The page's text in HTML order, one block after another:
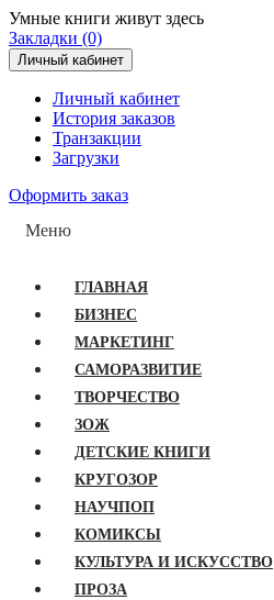
Умные книги живут здесь
Закладки (0)
Личный кабинет
Личный кабинет
История заказов
Транзакции
Загрузки
Оформить заказ
Меню
ГЛАВНАЯ
БИЗНЕС
МАРКЕТИНГ
САМОРАЗВИТИЕ
ТВОРЧЕСТВО
ЗОЖ
ДЕТСКИЕ КНИГИ
КРУГОЗОР
НАУЧПОП
КОМИКСЫ
КУЛЬТУРА И ИСКУССТВО
ПРОЗА